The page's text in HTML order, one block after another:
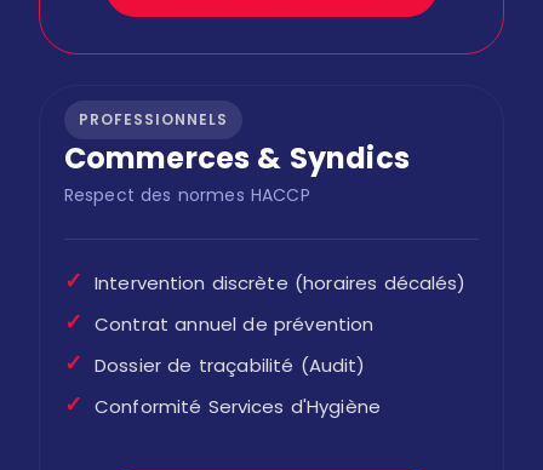
PROFESSIONNELS
Commerces & Syndics
Respect des normes HACCP
✓ Intervention discrète (horaires décalés)
✓ Contrat annuel de prévention
✓ Dossier de traçabilité (Audit)
✓ Conformité Services d'Hygiène